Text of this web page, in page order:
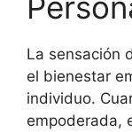
La sensación
el bienestar
individuo.
empoderada,